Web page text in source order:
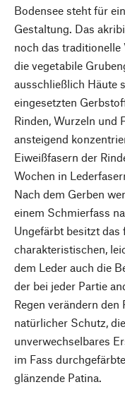
Bodensee steht für
Gestaltung. Das
noch das traditionelle
die vegetabile
ausschließlich Häute
eingesetzten
Rinden, Wurzeln und
ansteigend
Eiweißfasern der
Wochen in
Nach dem Gerben
einem Schmierfass
Ungefärbt besitzt das
charakteristischen,
dem Leder auch die
der bei jeder Partie
Regen verändern
natürlicher Schutz,
unverwechselbares
im Fass
glänzende Patina.